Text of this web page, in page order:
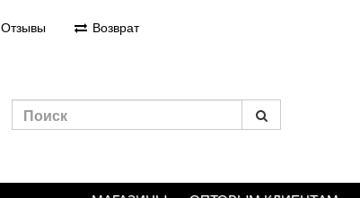
Отзывы Возврат